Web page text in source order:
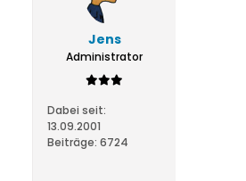
Jens
Administrator
Dabei seit:
13.09.2001
Beiträge: 6724